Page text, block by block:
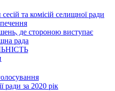
та комісій селищної ради
де стороною виступає
рада
ради за 2020 рік